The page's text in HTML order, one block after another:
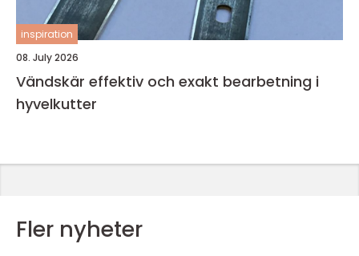
inspiration
08. July 2026
Vändskär effektiv och exakt bearbetning i
hyvelkutter
Fler nyheter